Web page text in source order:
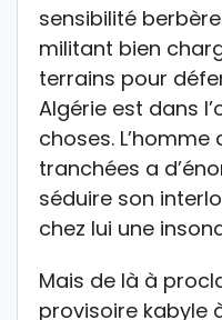
sensibilité
militant bien
terrains pour
Algérie est dans
choses.
tranchées a
séduire son
chez lui une
Mais de là à
provisoire kabyle